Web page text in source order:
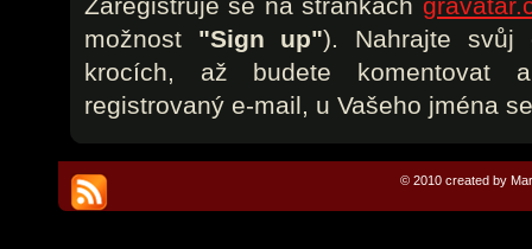
možnost "Sign up"). Nahrajte svůj
krocích, až budete komentovat
registrovaný e-mail, u Vašeho jména
© 2010 created by